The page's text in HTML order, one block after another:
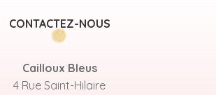
CONTACTEZ-NOUS
Cailloux Bleus
4 Rue Saint-Hilaire